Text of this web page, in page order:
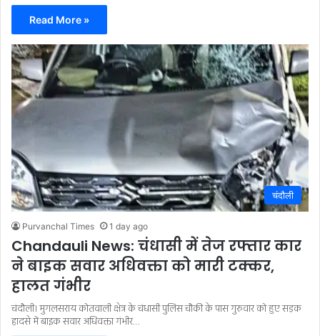
Read More »
चंदौली
Purvanchal Times 1 day ago
Chandauli News: चंधासी में तेज रफ्तार कार
ने बाइक सवार अधिवक्ता को मारी टक्कर,
हालत गंभीर
चंदौली। मुगलसराय कोतवाली क्षेत्र के चंधासी पुलिस चौकी के पास गुरुवार को हुए सड़क
हादसे में बाइक सवार अधिवक्ता गंभीर…